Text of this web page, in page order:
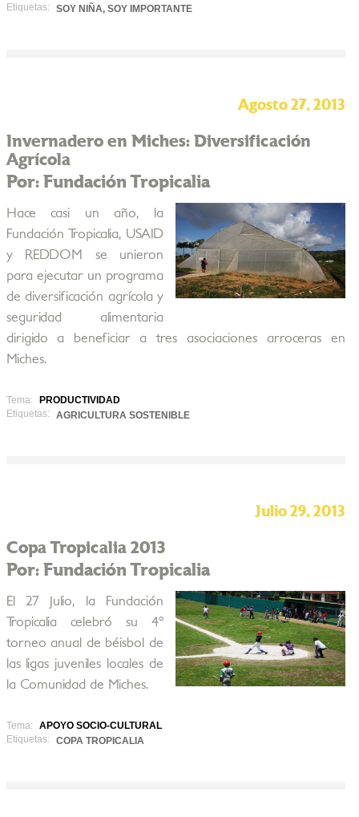
Etiquetas:
SOY NIÑA, SOY IMPORTANTE
Agosto 27, 2013
Invernadero en Miches: Diversificación
Agrícola
Por: Fundación Tropicalia
Hace casi un año, la
Fundación Tropicalia, USAID
y REDDOM se unieron
para ejecutar un programa
de diversificación agrícola y
seguridad alimentaria
dirigido a beneficiar a tres asociaciones arroceras en
Miches.
Tema:
PRODUCTIVIDAD
Etiquetas:
AGRICULTURA SOSTENIBLE
Julio 29, 2013
Copa Tropicalia 2013
Por: Fundación Tropicalia
El 27 Julio, la Fundación
Tropicalia celebró su 4º
torneo anual de béisbol de
las ligas juveniles locales de
la Comunidad de Miches.
Tema:
APOYO SOCIO-CULTURAL
Etiquetas:
COPA TROPICALIA